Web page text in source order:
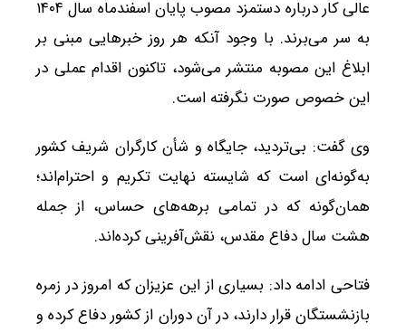
عالی کار درباره دستمزد مصوب پایان اسفندماه سال ۱۴۰۴
به سر می‌برند. با وجود آنکه هر روز خبرهایی مبنی بر
ابلاغ این مصوبه منتشر می‌شود، تاکنون اقدام عملی در
این خصوص صورت نگرفته است.
وی گفت: بی‌تردید، جایگاه و شأن کارگران شریف کشور
به‌گونه‌ای است که شایسته نهایت تکریم و احترام‌اند؛
همان‌گونه که در تمامی برهه‌های حساس، از جمله
هشت سال دفاع مقدس، نقش‌آفرینی کرده‌اند.
فتاحی ادامه داد: بسیاری از این عزیزان که امروز در زمره
بازنشستگان قرار دارند، در آن دوران از کشور دفاع کرده و